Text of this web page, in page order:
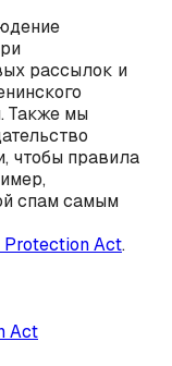
рассылок и
Также мы
чтобы правила
спам самым
Protection Act.
Act